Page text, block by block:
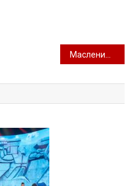
Масленица в Золотой Балке